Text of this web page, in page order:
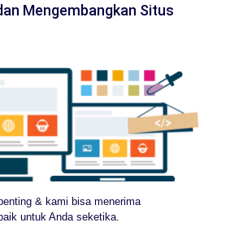
Mengembangkan Situs
& kami bisa menerima
untuk Anda seketika.